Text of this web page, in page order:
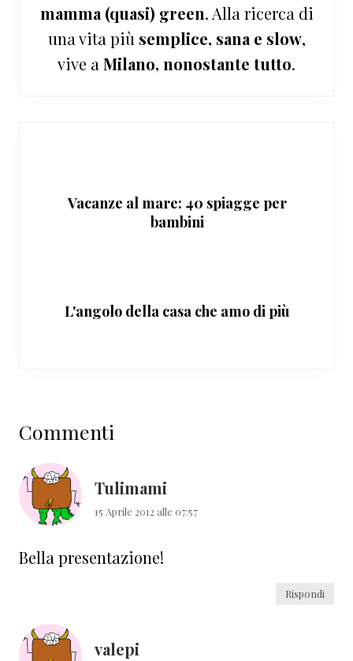
mamma (quasi) green. Alla ricerca di
una vita più semplice, sana e slow,
vive a Milano, nonostante tutto.
Vacanze al mare: 40 spiagge per
bambini
L'angolo della casa che amo di più
del
lettore
Commenti
Tulimami
15 Aprile 2012 alle 07:57
Bella presentazione!
Rispondi
valepi